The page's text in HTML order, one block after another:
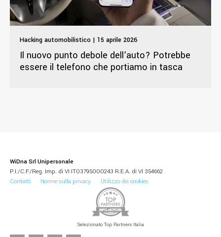
Hacking automobilistico | 15 aprile 2026
Il nuovo punto debole dell’auto? Potrebbe
essere il telefono che portiamo in tasca
WiDna Srl Unipersonale
P.I./C.F./Reg. Imp. di VI IT03795000243 R.E.A. di VI 354662
Contatti
Norme sulla privacy Utilizzo dei cookies
Selezionato Top Partners Italia